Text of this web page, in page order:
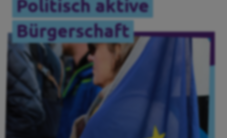
Politisch aktive
Bürgerschaft